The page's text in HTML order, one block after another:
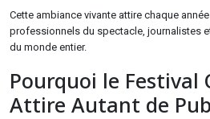
Cette ambiance vivante attire chaque
professionnels du spectacle, journalistes
du monde entier.
Pourquoi le Festival
Attire Autant de